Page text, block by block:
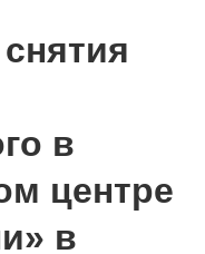
в
центре
в